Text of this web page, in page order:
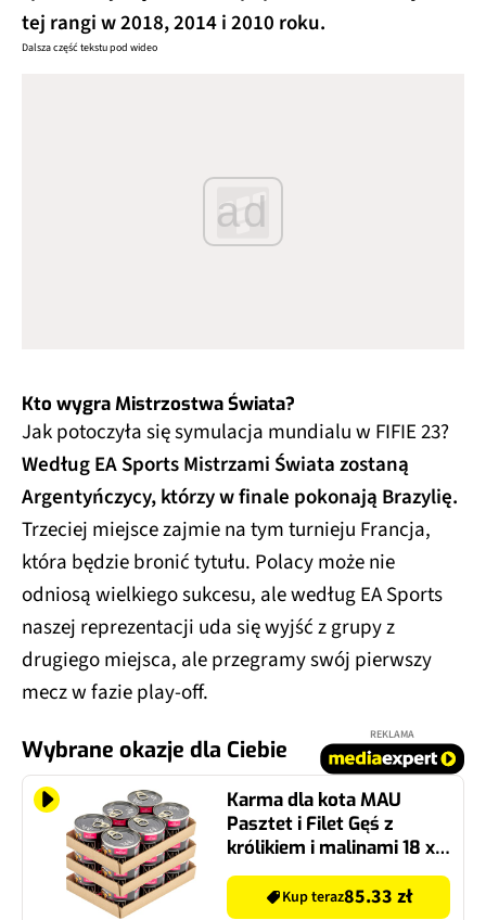
tej rangi w 2018, 2014 i 2010 roku.
Dalsza część tekstu pod wideo
ad
Kto wygra Mistrzostwa Świata?
Jak potoczyła się symulacja mundialu w FIFIE 23?
Według EA Sports Mistrzami Świata zostaną
Argentyńczycy, którzy w finale pokonają Brazylię.
Trzeciej miejsce zajmie na tym turnieju Francja,
która będzie bronić tytułu. Polacy może nie
odniosą wielkiego sukcesu, ale według EA Sports
naszej reprezentacji uda się wyjść z grupy z
drugiego miejsca, ale przegramy swój pierwszy
mecz w fazie play-off.
Wybrane okazje dla Ciebie
REKLAMA
Karma dla kota MAU
Pasztet i Filet Gęś z
królikiem i malinami 18 x
185 g
Kup teraz85.33 zł